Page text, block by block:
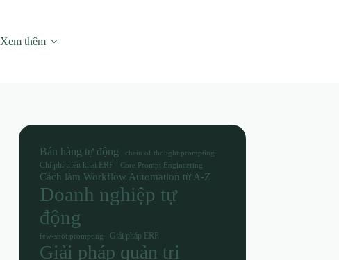
Xem thêm
Bán hàng tự động chain of thought prompting
Chi phí triển khai ERP Core Prompt Engineering
Cách làm Workflow Automation từ A-Z
Doanh nghiệp tự
động
few-shot prompting Giải pháp ERP
Giải pháp quản trị